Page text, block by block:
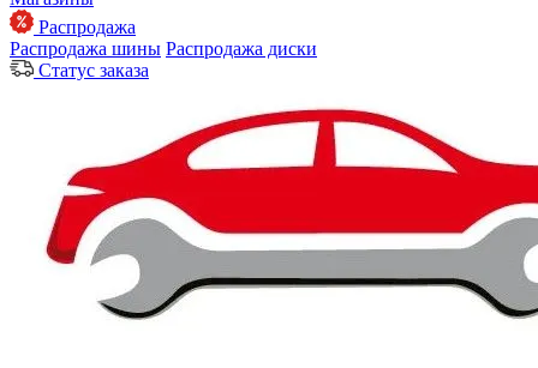
Распродажа
Распродажа шины Распродажа диски
Статус заказа